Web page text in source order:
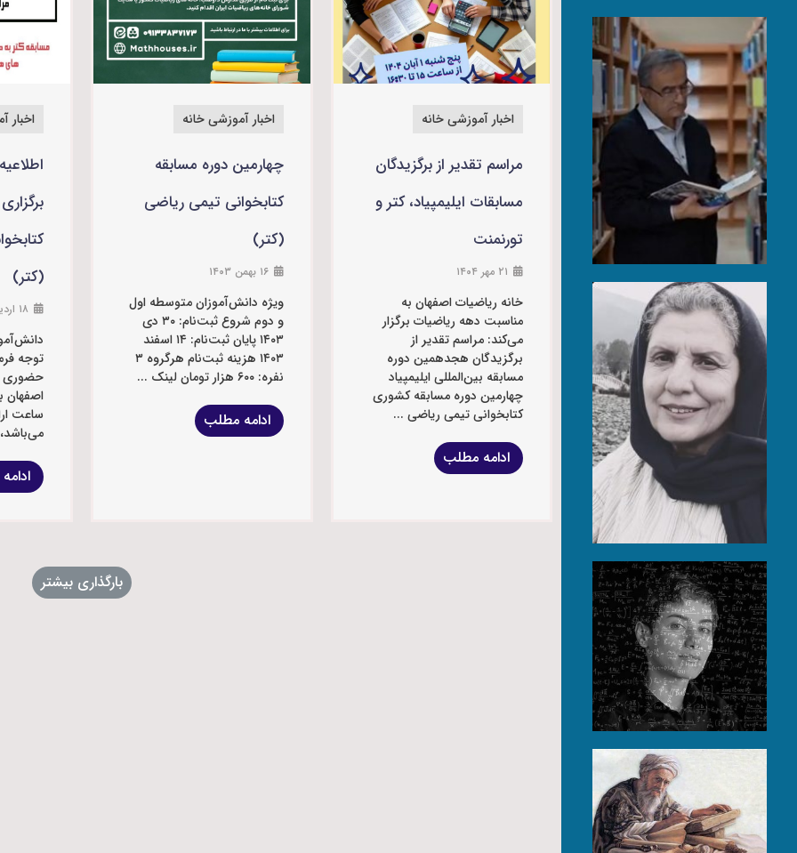
اخبار آموزشی خانه
مراسم تقدیر از برگزیدگان
مسابقات ایلیمپیاد، کتر و
تورنمنت
خانه ریاضیات اصفهان به
مناسبت دهه ریاضیات برگزار
می‌کند: مراسم تقدیر از
برگزیدگان هجدهمین دوره
مسابقه بین‌المللی ایلیمپیاد
چهارمین دوره مسابقه کشوری
کتابخوانی تیمی ریاضی ...
ادامه مطلب
اخبار آموزشی خانه
چهارمین دوره مسابقه
کتابخوانی تیمی ریاضی
(کتر)
۱۶ بهمن ۱۴۰۳
ویژه دانش‌آموزان متوسطه اول
و دوم شروع ثبت‌‌نام: ۳۰ دی
۱۴۰۳ پایان ثبت‌‌نام: ۱۴ اسفند
۱۴۰۳ هزینه ثبت‌‌نام هرگروه ۳
نفره: ۶۰۰ هزار تومان لینک ...
ادامه مطلب
اخبار
(کتر)
توجه
حضوری
اصفهان
ساعت
بارگذاری بیشتر